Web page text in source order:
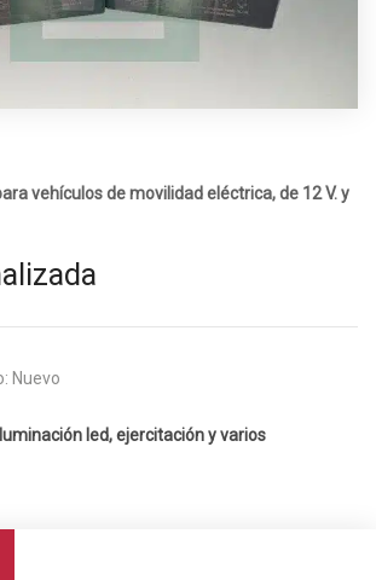
vehículos de movilidad eléctrica, de 12 V. y
Nuevo
led, ejercitación y varios